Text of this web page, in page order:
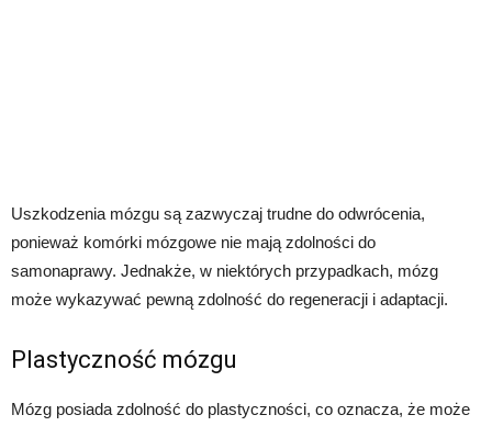
Uszkodzenia mózgu są zazwyczaj trudne do odwrócenia,
ponieważ komórki mózgowe nie mają zdolności do
samonaprawy. Jednakże, w niektórych przypadkach, mózg
może wykazywać pewną zdolność do regeneracji i adaptacji.
Plastyczność mózgu
Mózg posiada zdolność do plastyczności, co oznacza, że może